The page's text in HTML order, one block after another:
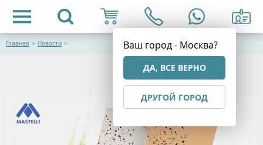
Ваш город - Москва?
ДА, ВСЕ ВЕРНО
ДРУГОЙ ГОРОД
Главная > Новости >